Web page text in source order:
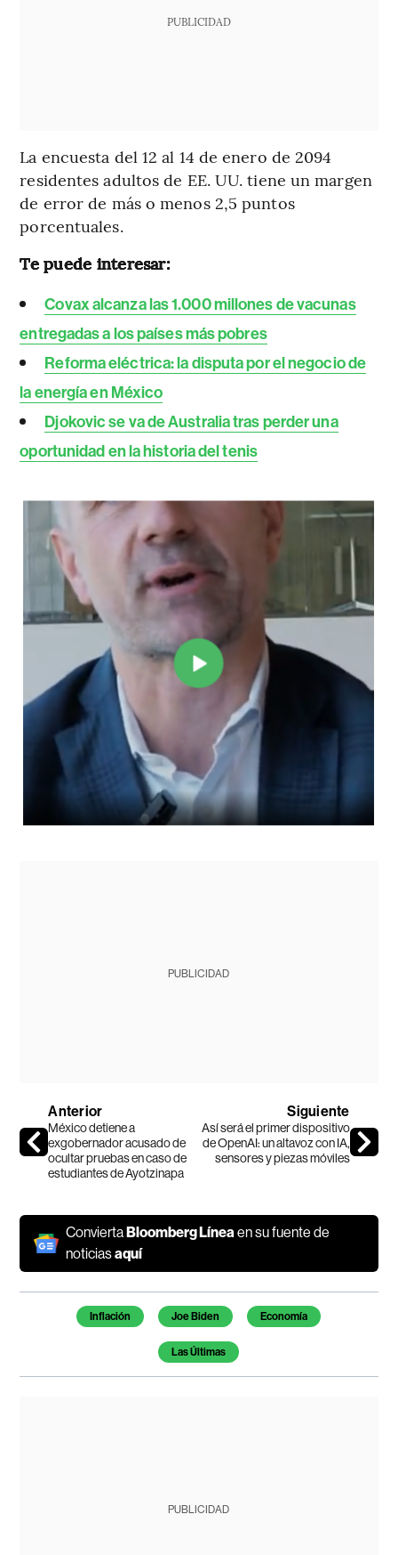
PUBLICIDAD
La encuesta del 12 al 14 de enero de 2094
residentes adultos de EE. UU. tiene un margen
de error de más o menos 2,5 puntos
porcentuales.
Te puede interesar:
Covax alcanza las 1.000 millones de vacunas
entregadas a los países más pobres
Reforma eléctrica: la disputa por el negocio de
la energía en México
Djokovic se va de Australia tras perder una
oportunidad en la historia del tenis
PUBLICIDAD
Anterior
México detiene a
exgobernador acusado de
ocultar pruebas en caso de
estudiantes de Ayotzinapa
Siguiente
Así será el primer dispositivo
de OpenAI: un altavoz con IA,
sensores y piezas móviles
ConviertaBloomberg Líneaen su fuente de
noticiasaquí
Temas de este artículo
Inflación Joe Biden Economía
Las Últimas
PUBLICIDAD